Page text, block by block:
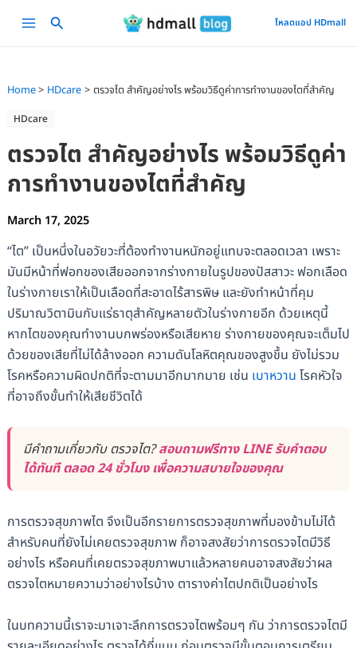
Main
โหลดแอป HDmall
Home HDcare ตรวจไต สำคัญอย่างไร พร้อมวิธีดูค่าการทำงานของไตที่สำคัญ
HDcare
ตรวจไต สำคัญอย่างไร พร้อมวิธีดูค่า
การทำงานของไตที่สำคัญ
March 17, 2025
“ไต” เป็นหนึ่งในอวัยวะที่ต้องทำงานหนักอยู่แทบจะตลอดเวลา เพราะ
มันมีหน้าที่ฟอกของเสียออกจากร่างกายในรูปของปัสสาวะ ฟอกเลือด
ในร่างกายเราให้เป็นเลือดที่สะอาดไร้สารพิษ และยังทำหน้าที่คุม
ปริมาณวิตามินกับแร่ธาตุสำคัญหลายตัวในร่างกายอีก ด้วยเหตุนี้
หากไตของคุณทำงานบกพร่องหรือเสียหาย ร่างกายของคุณจะเต็มไป
ด้วยของเสียที่ไม่ได้ล้างออก ความดันโลหิตคุณของสูงขึ้น ยังไม่รวม
โรคหรือความผิดปกติที่จะตามมาอีกมากมาย เช่น เบาหวาน โรคหัวใจ
ที่อาจถึงขั้นทำให้เสียชีวิตได้
มีคำถามเกี่ยวกับ ตรวจไต?สอบถามฟรีทาง LINE รับคำตอบ
ได้ทันที ตลอด 24 ชั่วโมง เพื่อความสบายใจของคุณ
การตรวจสุขภาพไต จึงเป็นอีกรายการตรวจสุขภาพที่มองข้ามไม่ได้
สำหรับคนที่ยังไม่เคยตรวจสุขภาพ ก็อาจสงสัยว่าการตรวจไตมีวิธี
อย่างไร หรือคนที่เคยตรวจสุขภาพมาแล้วหลายคนอาจสงสัยว่าผล
ตรวจไตหมายความว่าอย่างไรบ้าง ตารางค่าไตปกติเป็นอย่างไร
ในบทความนี้เราจะมาเจาะลึกการตรวจไตพร้อมๆ กัน ว่าการตรวจไตมี